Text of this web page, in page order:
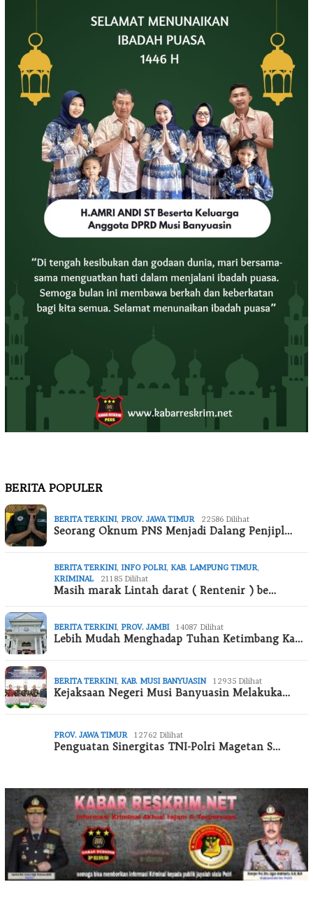
BERITA POPULER
BERITA TERKINI, PROV. JAWA TIMUR 22586 Dilihat
Seorang Oknum PNS Menjadi Dalang Penjipl…
BERITA TERKINI, INFO POLRI, KAB. LAMPUNG TIMUR,
KRIMINAL
21185 Dilihat
Masih marak Lintah darat ( Rentenir ) be…
BERITA TERKINI, PROV. JAMBI 14087 Dilihat
Lebih Mudah Menghadap Tuhan Ketimbang Ka…
BERITA TERKINI, KAB. MUSI BANYUASIN 12935 Dilihat
Kejaksaan Negeri Musi Banyuasin Melakuka…
PROV. JAWA TIMUR 12762 Dilihat
Penguatan Sinergitas TNI-Polri Magetan S…